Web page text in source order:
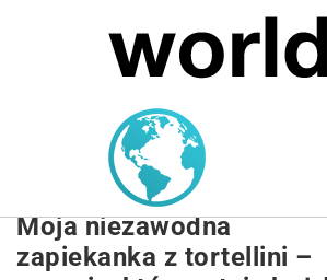
MARIUSZ ŁAMAGA 27.09.2025
Zapiekanka z Tortellini
Przepis: Szybki i Łatwy
Obiad dla Rodziny
Moja niezawodna
zapiekanka z tortellini –